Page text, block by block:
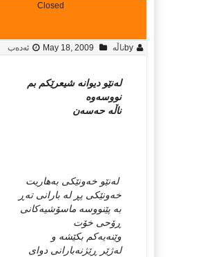
Closed
byناڵه‌ May 18, 2009 ئەدەب
له‌نێو دیوانه‌ شیعرێکم بم
نووسه‌وه‌
ناڵه‌ حه‌سه‌ن
له‌نێو خه‌ونێکی به‌هاریت
خه‌ونێکی پڕ له‌ بارانی ته‌ڕ
به‌ پێنووسه‌ ماسۆشیه‌کانی
ڕۆحی خۆت
وێنه‌یه‌کم بکێشه‌ و
له‌ژێر ڕێژنه‌بارانی دوای